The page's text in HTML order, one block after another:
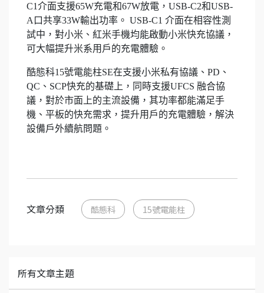
C1介面支援65W充電和67W放電，USB-C2和USB-
A口共享33W輸出功率。 USB-C1 介面在相容性測
試中，對小米、紅米手機均能啟動小米快充協議，
可大幅提升米系用戶的充電體驗。
酷態科15號電能柱SE在支援小米私有協議、PD、
QC、SCP快充的基礎上，同時支援UFCS 融合協
議，對於市面上的主流設備，其功率都能滿足手
機、平板的快充需求，提升用戶的充電體驗，解決
設備戶外續航問題。
文章分類 酷態科 15號電能柱
所有文章主題